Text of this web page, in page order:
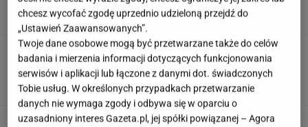
Ciągnie cię do niedostępnych osób?
Psychologia mówi o powodach
Tych słów używali nasi dziadkowie, teraz
chcesz wycofać zgodę uprzednio udzieloną przejdź do
„Ustawień Zaawansowanych”.
Twoje dane osobowe mogą być przetwarzane także do celów
badania i mierzenia informacji dotyczących funkcjonowania
serwisów i aplikacji lub łączone z danymi dot. świadczonych
Tobie usług. W określonych przypadkach przetwarzanie
danych nie wymaga zgody i odbywa się w oparciu o
uzasadniony interes Gazeta.pl, jej spółki powiązanej – Agora